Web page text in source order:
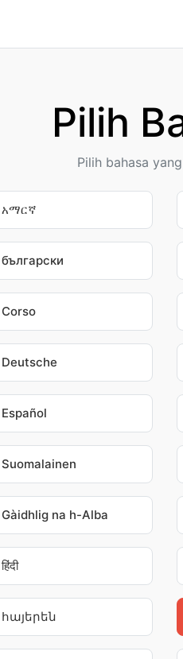
Pilih
Pilih bahasa
አማርኛ
български
Corso
Deutsche
Español
Suomalainen
Gàidhlig na h-Alba
हिंदी
հայերեն